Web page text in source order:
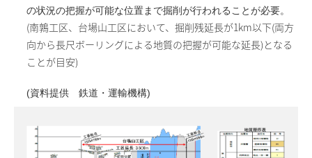
の状況の把握が可能な位置まで掘削が行われることが必要。
(南鶉工区、台場山工区において、掘削残延長が1km以下(両方
向から長尺ボーリングによる地質の把握が可能な延長)となる
ことが目安)
(資料提供 鉄道・運輸機構)